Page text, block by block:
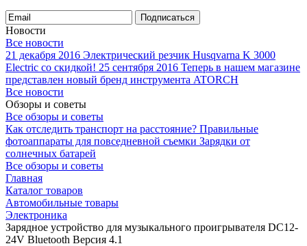
Подписаться
Новости
Все новости
21 декабря 2016 Электрический резчик Husqvarna K 3000
Electric со скидкой! 25 сентября 2016 Теперь в нашем магазине
представлен новый бренд инструмента ATORCH
Все новости
Обзоры и советы
Все обзоры и советы
Как отследить транспорт на расстояние? Правильные
фотоаппараты для повседневной съемки Зарядки от
солнечных батарей
Все обзоры и советы
Главная
Каталог товаров
Автомобильные товары
Электроника
Зарядное устройство для музыкального проигрывателя DC12-
24V Bluetooth Версия 4.1